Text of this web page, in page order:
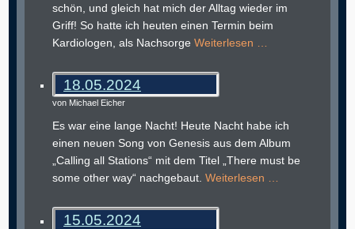
schön, und gleich hat mich der Alltag wieder im
Griff! So hatte ich heuten einen Termin beim
Kardiologen, als NachsorgeWeiterlesen …
18.05.2024
von Michael Eicher
Es war eine lange Nacht! Heute Nacht habe ich
einen neuen Song von Genesis aus dem Album
„Calling all Stations“ mit dem Titel „There must be
some other way“ nachgebaut.Weiterlesen …
15.05.2024